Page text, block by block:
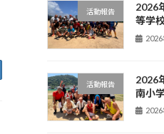
活動報告
2026
等学
活動報告
2026
南小